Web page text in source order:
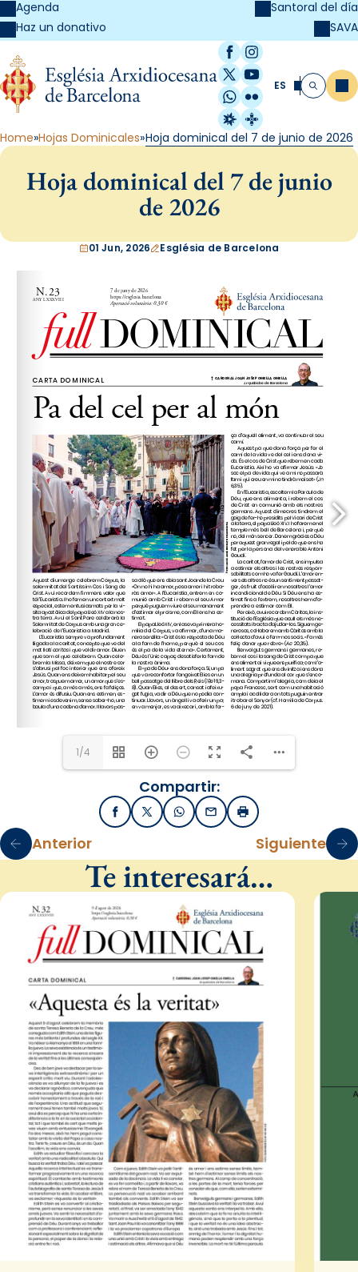
Agenda
Haz un donativo
Santoral del día
SAVA
Facebook
Instagram
X / Twitter
YouTube
WhatsApp
Flickr
Radio Estel
Catalunya
ES Buscar
Home Hojas Dominicales Hoja dominical del 7 de junio de 2026
Hoja dominical del 7 de junio
de 2026
01 Jun, 2026 Església de Barcelona
1/4
Compartir:
FacebookX / TwitterWhatsApp
EmailImprimir
Anterior Siguiente
Te interesará…